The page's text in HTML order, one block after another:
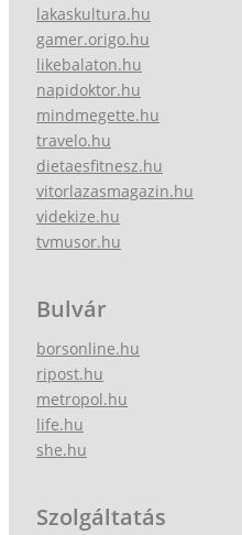
lakaskultura.hu
gamer.origo.hu
likebalaton.hu
napidoktor.hu
mindmegette.hu
travelo.hu
dietaesfitnesz.hu
vitorlazasmagazin.hu
videkize.hu
tvmusor.hu
Bulvár
borsonline.hu
ripost.hu
metropol.hu
life.hu
she.hu
Szolgáltatás